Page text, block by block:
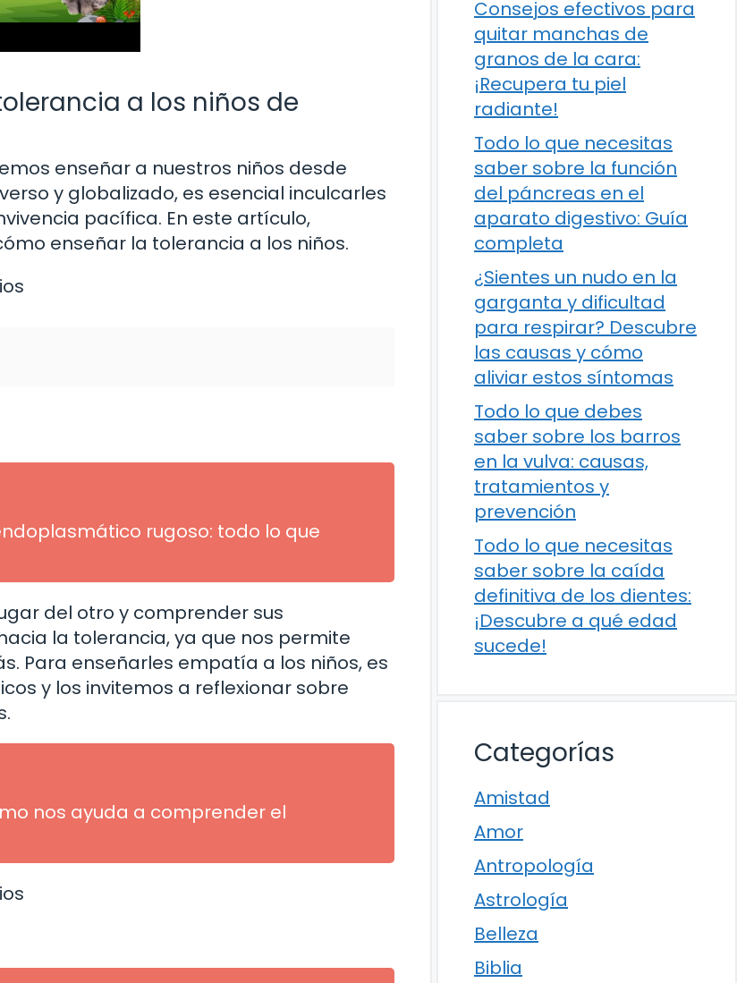
a los niños de
enseñar a nuestros niños desde
y globalizado, es esencial inculcarles
pacífica. En este artículo,
enseñar la tolerancia a los niños.
rugoso: todo lo que
del otro y comprender sus
la tolerancia, ya que nos permite
Para enseñarles empatía a los niños, es
y los invitemos a reflexionar sobre
nos ayuda a comprender el
Consejos efectivos para
quitar manchas de
granos de la cara:
¡Recupera tu piel
radiante!
Todo lo que necesitas
saber sobre la función
del páncreas en el
aparato digestivo: Guía
completa
¿Sientes un nudo en la
garganta y dificultad
para respirar? Descubre
las causas y cómo
aliviar estos síntomas
Todo lo que debes
saber sobre los barros
en la vulva: causas,
tratamientos y
prevención
Todo lo que necesitas
saber sobre la caída
definitiva de los dientes:
¡Descubre a qué edad
sucede!
Categorías
Amistad
Amor
Antropología
Astrología
Belleza
Biblia